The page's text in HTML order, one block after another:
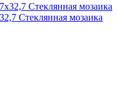
Стеклянная мозаика